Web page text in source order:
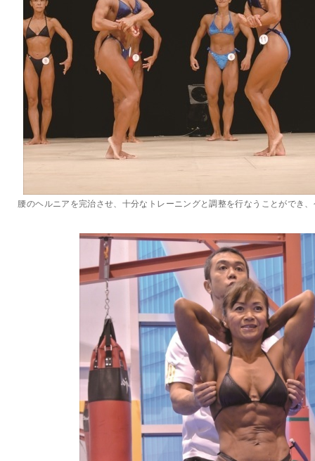
腰のヘルニアを完治させ、十分なトレーニングと調整を行なうことができ